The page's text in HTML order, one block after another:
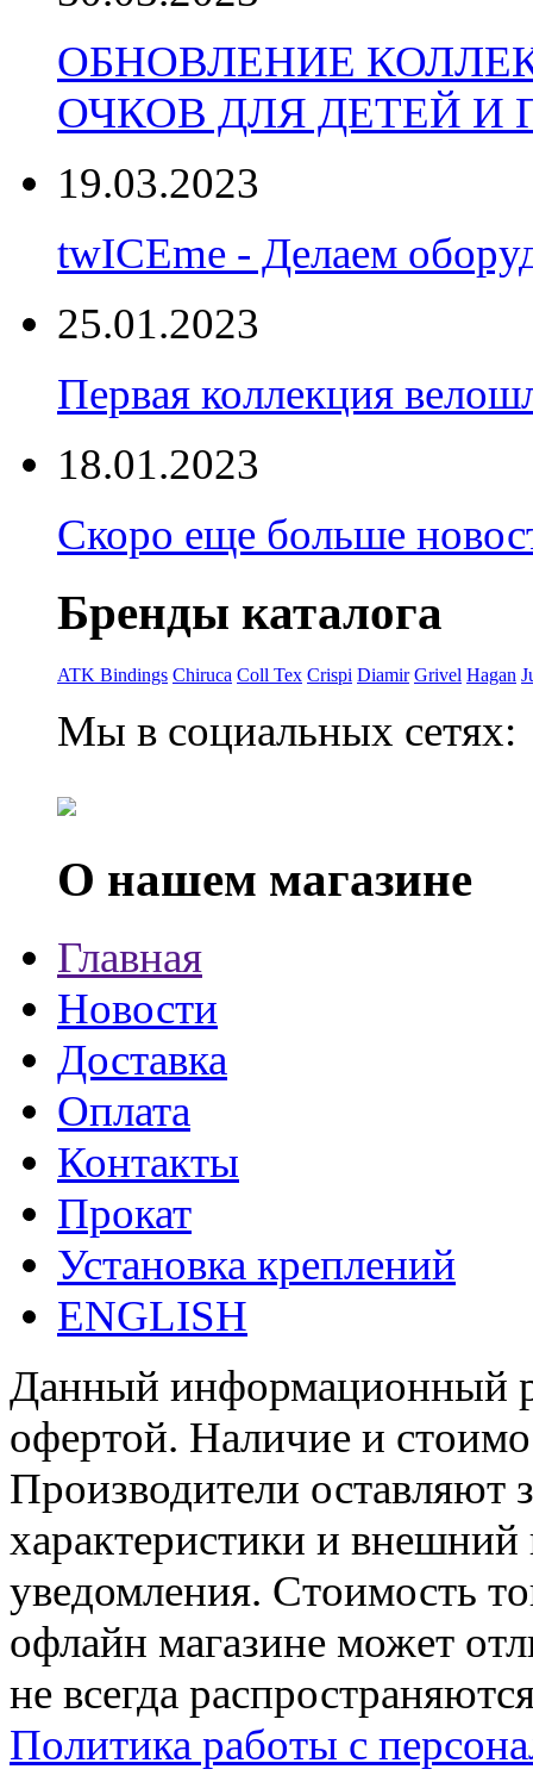
ОБНОВЛЕНИЕ
ОЧКОВ ДЛЯ ДЕТЕЙ И
19.03.2023
twICEme - Делаем
25.01.2023
Первая коллекция
18.01.2023
Скоро еще больше
Бренды каталога
ATK Bindings Chiruca Coll Tex Crispi Diamir Grivel Hagan
Мы в социальных сетях:
О нашем магазине
Главная
Новости
Доставка
Оплата
Контакты
Прокат
Установка креплений
ENGLISH
Данный информационный
офертой. Наличие и
Производители оставляют
характеристики и внешний
уведомления. Стоимость
офлайн магазине может
не всегда
Политика работы с